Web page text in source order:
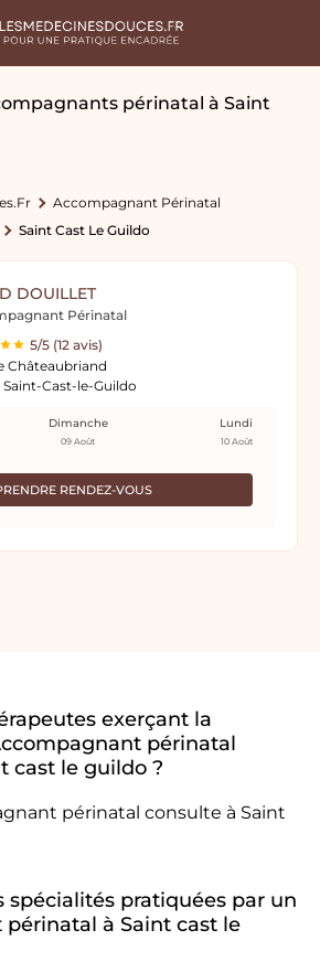
périnatal à Saint
Accompagnant Périnatal
Saint Cast Le Guildo
DOUILLET
Périnatal
5/5 (12 avis)
Châteaubriand
Saint-Cast-le-Guildo
RENDEZ-VOUS
Dimanche
09 Août
Lundi
10 Août
exerçant la
périnatal
cast le guildo ?
périnatal consulte à Saint
spécialités pratiquées par un
à Saint cast le